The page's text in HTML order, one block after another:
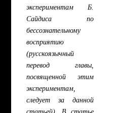
экспериментам Б.
Сайдиса по
бессознательному
восприятию
(русскоязычный
перевод главы,
посвященной этим
экспериментам,
следует за данной
статьей). В статье